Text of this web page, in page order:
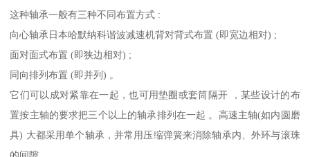
这种轴承一般有三种不同布置方式 :
向心轴承日本哈默纳科谐波减速机背对背式布置 (即宽边相对) ;
面对面式布置 (即狭边相对) ;
同向排列布置 (即并列) 。
它们可以成对紧靠在一起，也可用垫圈或套筒隔开 ，某些设计的布
置按主轴的要求把三个以上的轴承排列在一起 。高速主轴(如内圆磨
具) 大都采用单个轴承，并常用压缩弹簧来消除轴承内、外环与滚珠
的间隙。